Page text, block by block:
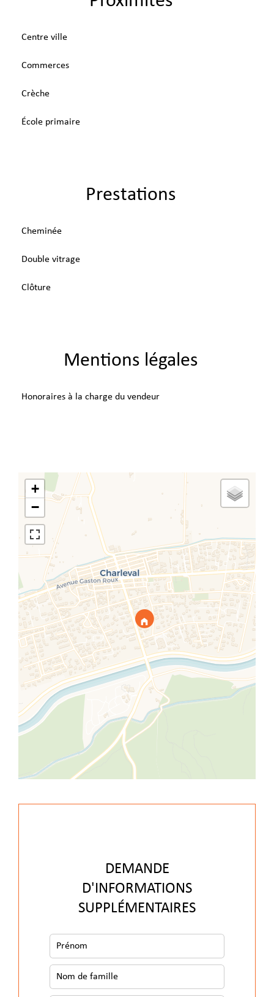
Centre ville
Commerces
Crèche
École primaire
Prestations
Cheminée
Double vitrage
Clôture
Mentions légales
Honoraires à la charge du vendeur
+
−
DEMANDE
D'INFORMATIONS
SUPPLÉMENTAIRES